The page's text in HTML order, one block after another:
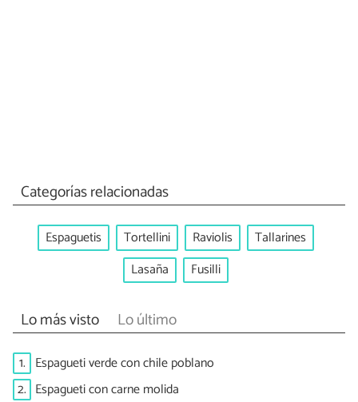
Categorías relacionadas
Espaguetis Tortellini Raviolis
Tallarines
Lasaña
Fusilli
Lo más visto Lo último
1. Espagueti verde con chile poblano
2. Espagueti con carne molida